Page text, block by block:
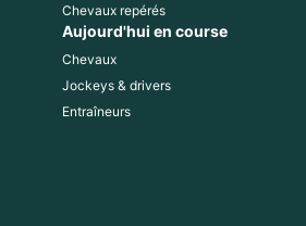
Chevaux repérés
Aujourd'hui en course
Chevaux
Jockeys & drivers
Entraîneurs